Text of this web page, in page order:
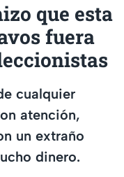
que esta
fuera
cualquier
atención,
un extraño
dinero.